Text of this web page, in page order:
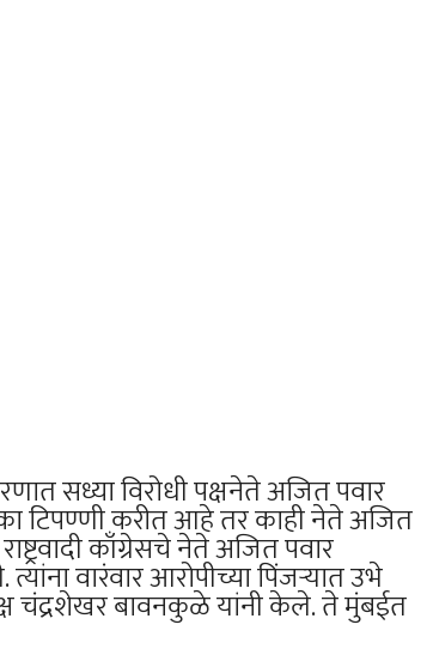
सध्या विरोधी पक्षनेते अजित पवार
टिपण्णी करीत आहे तर काही नेते अजित
काँग्रेसचे नेते अजित पवार
वारंवार आरोपीच्या पिंजऱ्यात उभे
चंद्रशेखर बावनकुळे यांनी केले. ते मुंबईत